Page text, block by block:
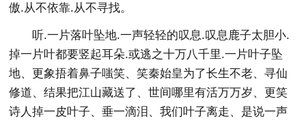
傲.从不依靠.从不寻找。
听.一片落叶坠地.一声轻轻的叹息.叹息鹿子太胆小.
掉一片叶都要竖起耳朵.或逃之十万八千里.一片叶子坠
地、更象捂着鼻子嗤笑、笑秦始皇为了长生不老、寻仙
修道、结果把江山藏送了、世间哪里有活万万岁、更笑
诗人掉一皮叶子、垂一滴泪、我们叶子离走、是说一声